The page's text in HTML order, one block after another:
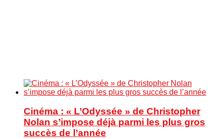
Cinéma : « L’Odyssée » de Christopher
Nolan s’impose déjà parmi les plus gros
succès de l’année